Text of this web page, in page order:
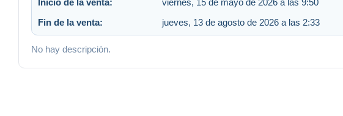
Fin de la venta:
jueves, 13 de agosto de 2026 a las 2:33
No hay descripción.